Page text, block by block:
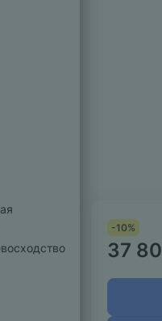
-10%
37